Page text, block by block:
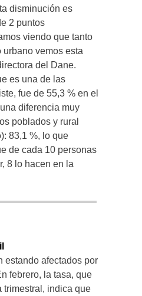
disminución es
2 puntos
viendo que tanto
vemos esta
del Dane.
es una de las
fue de 55,3 % en el
diferencia muy
poblados y rural
83,1 %, lo que
de cada 10 personas
8 lo hacen en la
estando afectados por
febrero, la tasa, que
trimestral, indica que